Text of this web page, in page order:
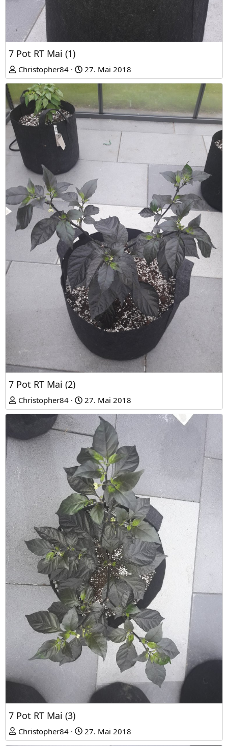
7 Pot RT Mai (1)
Christopher84 27. Mai 2018
7 Pot RT Mai (2)
Christopher84 27. Mai 2018
7 Pot RT Mai (3)
Christopher84 27. Mai 2018